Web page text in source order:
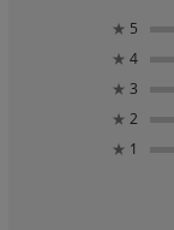
★ 5
★ 4
★ 3
★ 2
★ 1